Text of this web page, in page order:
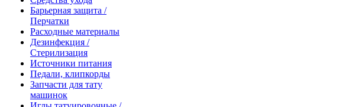
Барьерная защита /
Перчатки
Расходные материалы
Дезинфекция /
Стерилизация
Источники питания
Педали, клипкорды
Запчасти для тату
машинок